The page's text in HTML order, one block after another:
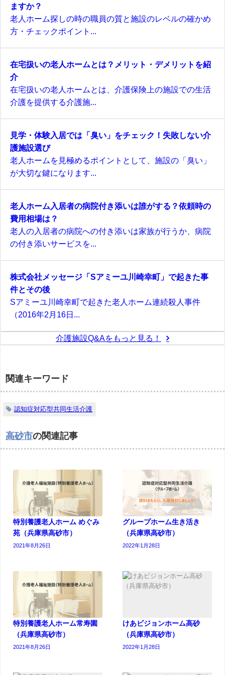
ますか？
老人ホーム探しの時の職員の質と施設のレベルの確かめ
方・チェックポイント...
在宅扱いの老人ホームとは？メリット・デメリットを紹
介
在宅扱いの老人ホームとは、介護保険上の施設での生活
介護を提供する介護施...
見学・体験入居では「臭い」をチェック！失敗しない介
護施設選び
老人ホームを見極めるポイントとして、施設の「臭い」
が大切な鍵になります...
老人ホーム入居者の病院付き添いは誰がする？依頼時の
費用相場は？
老人の入居者の病院への付き添いは家族が行うか、病院
の付き添いサービスを...
株式会社メッセージ「Sアミーユ川崎幸町」で起きた事
件とその後
Sアミーユ川崎幸町で起きた老人ホーム連続殺人事件
（2016年2月16日...
介護施設Q&Aをもっと見る！
関連キーワード
認知症対応型共同生活介護
高砂市の関連記事
特別養護老人ホーム めぐみ
苑（兵庫県高砂市）
2021年8月26日
グループホーム生き活き
（兵庫県高砂市）
2022年1月28日
特別養護老人ホーム常寿園
（兵庫県高砂市）
2021年8月26日
けあビジョンホーム高砂
（兵庫県高砂市）
2022年1月28日